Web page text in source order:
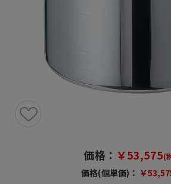
価格： ￥53,575(
価格(個単価)： ￥